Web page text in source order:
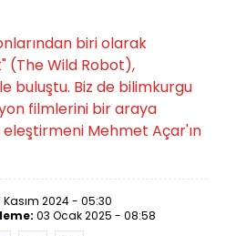
biri olarak
(The Wild Robot),
buluştu. Biz de bilimkurgu
filmlerini bir araya
Mehmet Açar'ın
Kasım 2024 - 05:30
03 Ocak 2025 - 08:58